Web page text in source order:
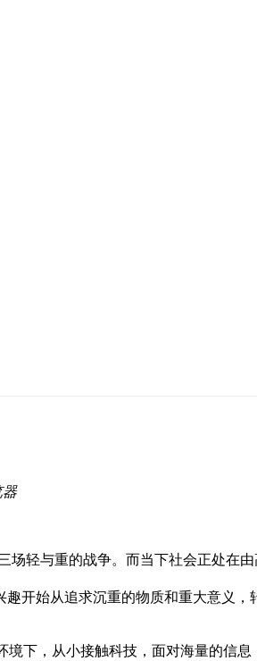
器
轻与重的战争。而当下社会正处在
开始从追求沉重的物质和重大意义
下，从小接触科技，面对海量的信